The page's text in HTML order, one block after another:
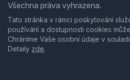
Všechna práva vyhrazena.
Tato stránka v rámci poskytování
používání a dostupnosti cookies
Chráníme Vaše osobní údaje v
Detaily zde.